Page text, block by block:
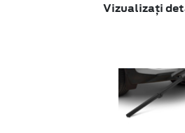
Vizualizați